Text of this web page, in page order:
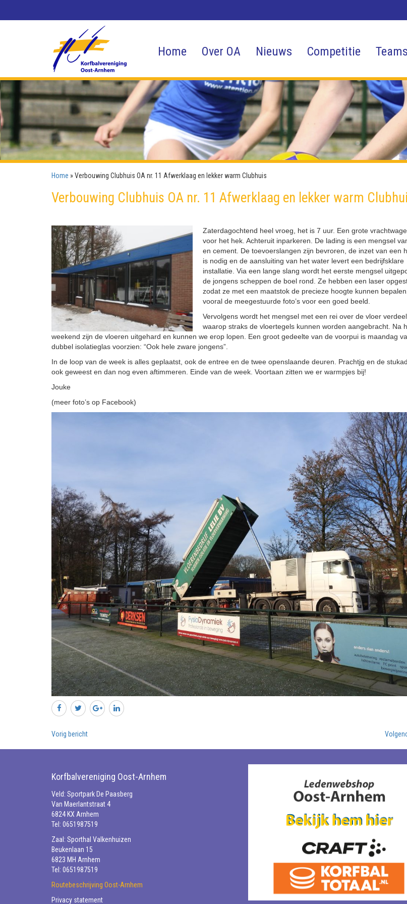
Home Over OA Nieuws Competitie Teams
Home »Verbouwing Clubhuis OA nr. 11 Afwerklaag en lekker warm Clubhuis
Verbouwing Clubhuis OA nr. 11 Afwerklaag en lekker warm
Zaterdagochtend heel vroeg, het is 7 uur. Een grote
voor het hek. Achteruit inparkeren. De lading is een mengsel
en cement. De toevoerslangen zijn bevroren, de inzet van een
is nodig en de aansluiting van het water levert een bedrijfsklare
installatie. Via een lange slang wordt het eerste mengsel
de jongens scheppen de boel rond. Ze hebben een laser
zodat ze met een maatstok de precieze hoogte kunnen
vooral de meegestuurde foto’s voor een goed beeld.
Vervolgens wordt het mengsel met een rei over de vloer
waarop straks de vloertegels kunnen worden aangebracht. Na
weekend zijn de vloeren uitgehard en kunnen we erop lopen. Een groot gedeelte van de voorpui is maandag
dubbel isolatieglas voorzien: “Ook hele zware jongens”.
In de loop van de week is alles geplaatst, ook de entree en de twee openslaande deuren. Prachtjg en de
ook geweest en dan nog even aftimmeren. Einde van de week. Voortaan zitten we er warmpjes bij!
Jouke
(meer foto’s op Facebook)
Vorig bericht
Korfbalvereniging Oost-Arnhem
Veld: Sportpark De Paasberg
Van Maerlantstraat 4
6824 KX Arnhem
Tel: 0651987519
Zaal: Sporthal Valkenhuizen
Beukenlaan 15
6823 MH Arnhem
Tel: 0651987519
Routebeschrijving Oost-Arnhem
Privacy statement